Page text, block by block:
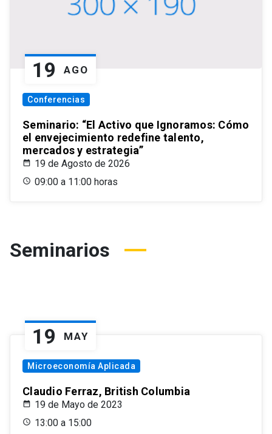
19 AGO
Conferencias
Seminario: “El Activo que Ignoramos: Cómo
el envejecimiento redefine talento,
mercados y estrategia”
19 de Agosto de 2026
09:00 a 11:00 horas
Seminarios
19 MAY
Microeconomía Aplicada
Claudio Ferraz, British Columbia
19 de Mayo de 2023
13:00 a 15:00